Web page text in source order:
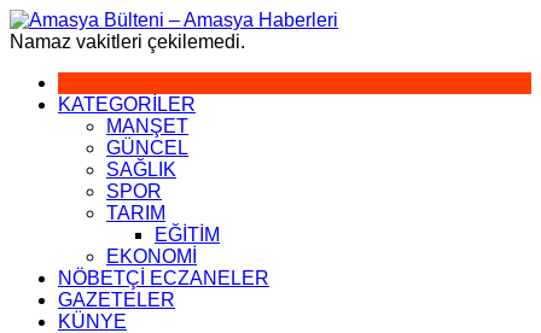
Skip
to
Namaz vakitleri çekilemedi.
KATEGORİLER
MANŞET
GÜNCEL
SAĞLIK
SPOR
TARIM
EĞİTİM
EKONOMİ
NÖBETÇİ ECZANELER
GAZETELER
KÜNYE